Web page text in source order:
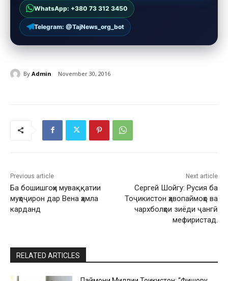
WhatsApp: +380 73 312 3450
Telegram: @TajNews_org_bot
By Admin November 30, 2016
Previous article
Ба бошишгоҳи муваққатии
муҳоҷирон дар Вена ҳамла
карданд
Next article
Сергей Шойгу: Русия ба
Тоҷикистон ҳавопаймоҳо ва
чархболҳои зиёди ҷангӣ
мефиристад.
RELATED ARTICLES